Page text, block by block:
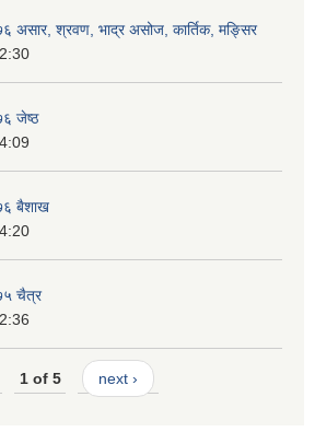
असार, श्रवण, भाद्र असोज, कार्तिक, मङ्सिर
जेष्ठ
बैशाख
चैत्र
1 of 5 next ›